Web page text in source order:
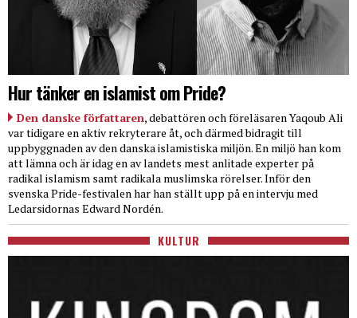
Hur tänker en islamist om Pride?
Den danske författaren, debattören och föreläsaren Yaqoub Ali
var tidigare en aktiv rekryterare åt, och därmed bidragit till
uppbyggnaden av den danska islamistiska miljön. En miljö han kom
att lämna och är idag en av landets mest anlitade experter på
radikal islamism samt radikala muslimska rörelser. Inför den
svenska Pride-festivalen har han ställt upp på en intervju med
Ledarsidornas Edward Nordén.
KULTUR